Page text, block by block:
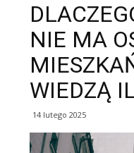
NIE MA
WIEDZĄ
14 lutego 2025